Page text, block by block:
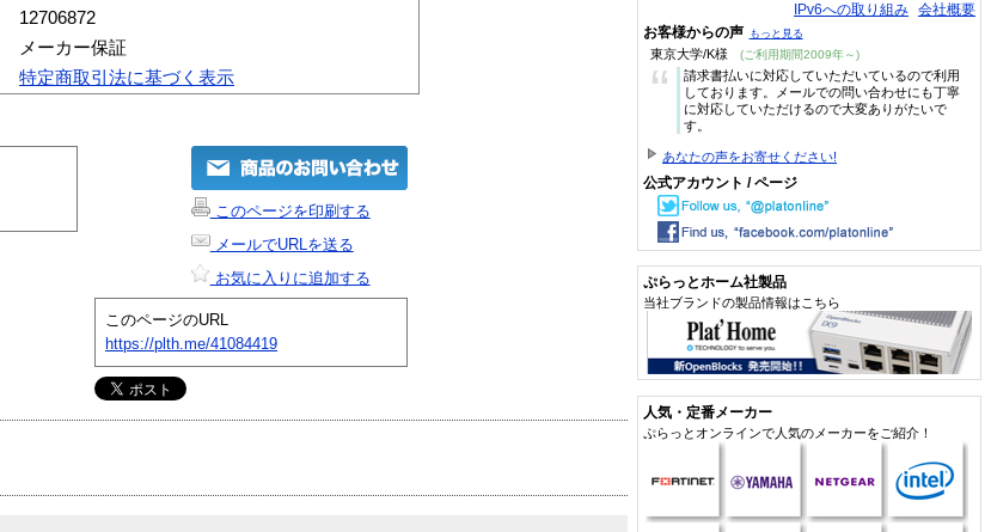
12706872
メーカー保証
特定商取引法に基づく表示
このページを印刷する
メールでURLを送る
お気に入りに追加する
このページのURL
https://plth.me/41084419
IPv6への取り組み 会社概要
お客様からの声 もっと見る
東京大学/K様 (ご利用期間2009年～)
“
請求書払いに対応していただいているので利用
しております。メールでの問い合わせにも丁寧
に対応していただけるので大変ありがたいで
す。
あなたの声をお寄せください!
公式アカウント / ページ
ぷらっとホーム社製品
当社ブランドの製品情報はこちら
人気・定番メーカー
ぷらっとオンラインで人気のメーカーをご紹介！